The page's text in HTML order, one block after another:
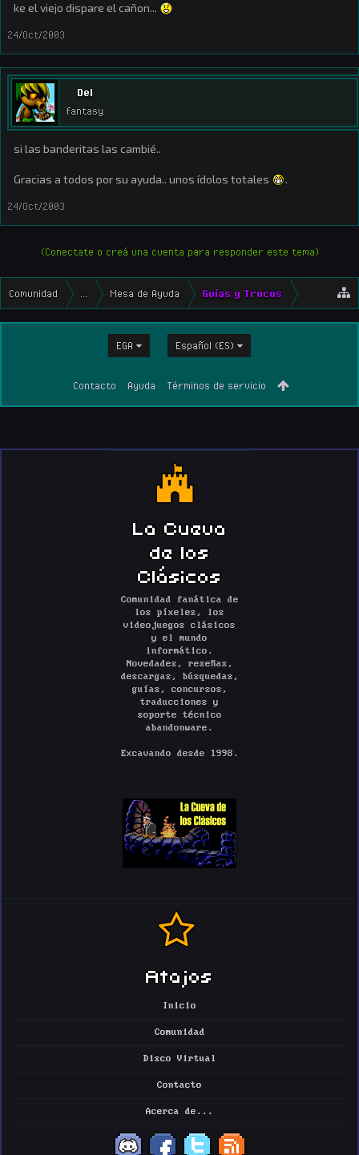
ke el viejo dispare el cañon...
24/Oct/2003
Del
fantasy
si las banderitas las cambié..
Gracias a todos por su ayuda.. unos ídolos totales .
24/Oct/2003
(Conectate o creá una cuenta para responder este tema)
Comunidad Mesa de Ayuda Guías y Trucos
EGA Español (ES)
Contacto Ayuda Términos de servicio
La Cueva
de los
Clásicos
Comunidad fanática de
los píxeles, los
videojuegos clásicos
y el mundo
informático.
Novedades, reseñas,
descargas, búsquedas,
guías, concursos,
traducciones y
soporte técnico
abandonware.
Excavando desde 1998.
Atajos
Inicio
Comunidad
Disco Virtual
Contacto
Acerca de...